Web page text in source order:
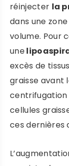
réinjecter la
dans une
volume. Pour
une
excès de
graisse avant
centrifugation
cellules
ces dernières